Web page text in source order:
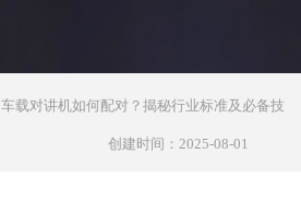
车载对讲机如何配对？揭秘行业标准及必备技
创建时间： 2025-08-01